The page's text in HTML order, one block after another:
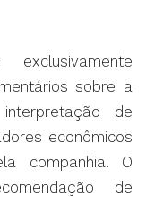
sobre a
de
econômicos
companhia. O
de